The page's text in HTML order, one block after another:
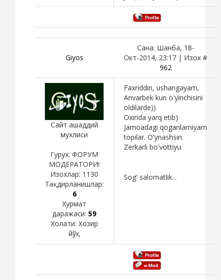
Giyos
Сана: Шанба, 18-
Окт-2014, 23:17 | Изох #
962
Сайт ашаддий
мухлиси
Гурух: ФОРУМ
МОДЕРАТОРИ!
Изохлар: 1130
Тақдирланишлар:
6
Хурмат
даражаси: 59
Холати: Хозир
йўқ
Faxriddin, ushangayam,
Anvarbek kun o'yinchisini
oldilarde))
Oxirida yarq etib)
Jamoadagi qoganlarniyam
topilar. O'ynashsin.
Zerkarli bo'vottiyu.
Sog' salomatlik...